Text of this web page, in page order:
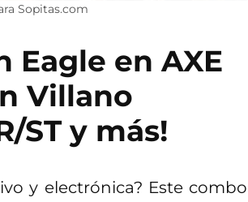
Sopitas.com
Eagle en AXE
Villano
ST y más!
y electrónica? Este combo